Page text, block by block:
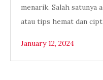
menarik. Salah satunya
atau tips hemat dan
January 12, 2024